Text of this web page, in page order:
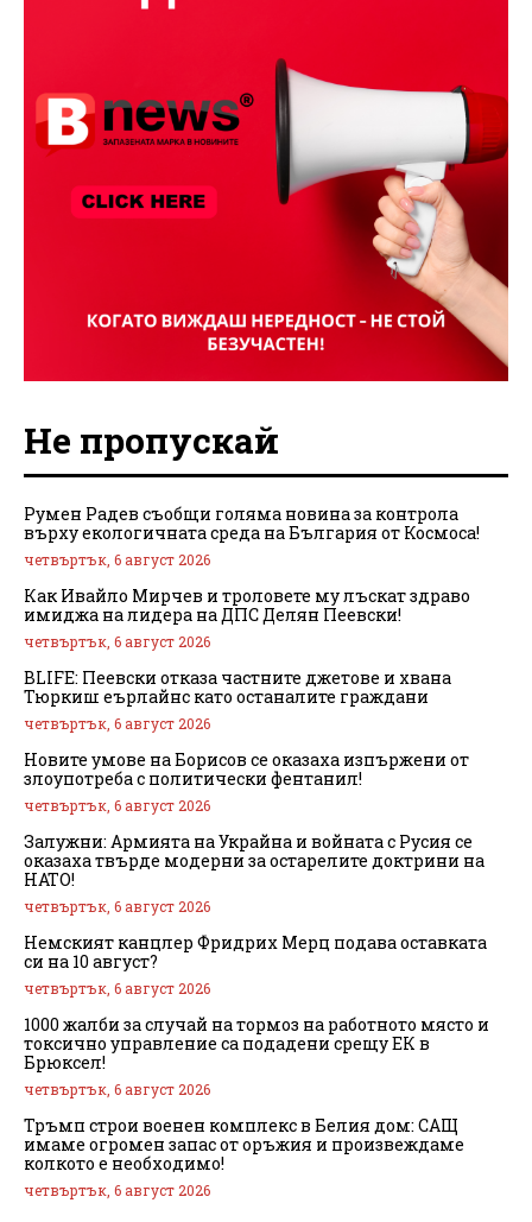
Не пропускай
Румен Радев съобщи голяма новина за контрола
върху екологичната среда на България от Космоса!
четвъртък, 6 август 2026
Как Ивайло Мирчев и троловете му лъскат здраво
имиджа на лидера на ДПС Делян Пеевски!
четвъртък, 6 август 2026
BLIFE: Пеевски отказа частните джетове и хвана
Тюркиш еърлайнс като останалите граждани
четвъртък, 6 август 2026
Новите умове на Борисов се оказаха изпържени от
злоупотреба с политически фентанил!
четвъртък, 6 август 2026
Залужни: Армията на Украйна и войната с Русия се
оказаха твърде модерни за остарелите доктрини на
НАТО!
четвъртък, 6 август 2026
Немският канцлер Фридрих Мерц подава оставката
си на 10 август?
четвъртък, 6 август 2026
1000 жалби за случай на тормоз на работното място и
токсично управление са подадени срещу ЕК в
Брюксел!
четвъртък, 6 август 2026
Тръмп строи военен комплекс в Белия дом: САЩ
имаме огромен запас от оръжия и произвеждаме
колкото е необходимо!
четвъртък, 6 август 2026